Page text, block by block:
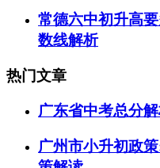
常德六中初升高
数线解析
热门文章
广东省中考总分
广州市小升初政